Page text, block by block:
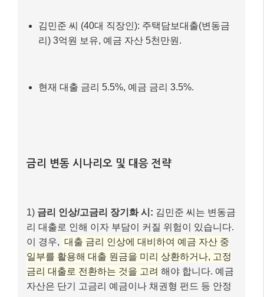
김민준 씨 (40대 직장인): 주택담보대출(변동금
리) 3억원 보유, 예금 자산 5천만원.
현재 대출 금리 5.5%, 예금 금리 3.5%.
금리 변동 시나리오 및 대응 전략
1) 금리 인상/고금리 장기화 시: 김민준 씨는 변동금
리 대출로 인해 이자 부담이 커질 위험이 있습니다.
이 경우, 대출 금리 인상에 대비하여 예금 자산 중
일부를 활용해 대출 원금을 미리 상환하거나, 고정
금리 대출로 전환하는 것을 고려 해야 합니다. 예금
자산은 단기 고금리 예금이나 채권형 펀드 등 안정